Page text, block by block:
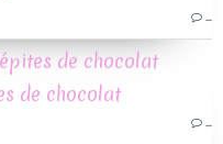
de chocolat